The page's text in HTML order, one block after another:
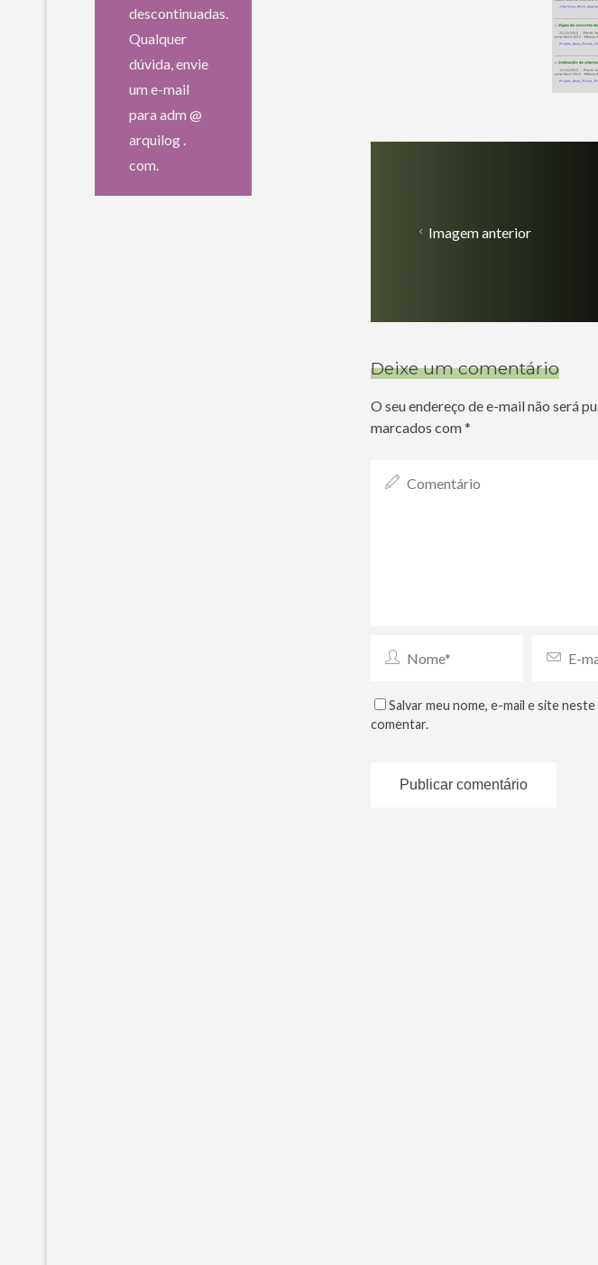
Imagem anterior
Deixe um comentário
O seu endereço de e-mail não será
marcados com*
Salvar meu nome, e-mail e site
comentar.
descontinuadas.
Qualquer
dúvida, envie
um e-mail
para adm @
arquilog .
com.